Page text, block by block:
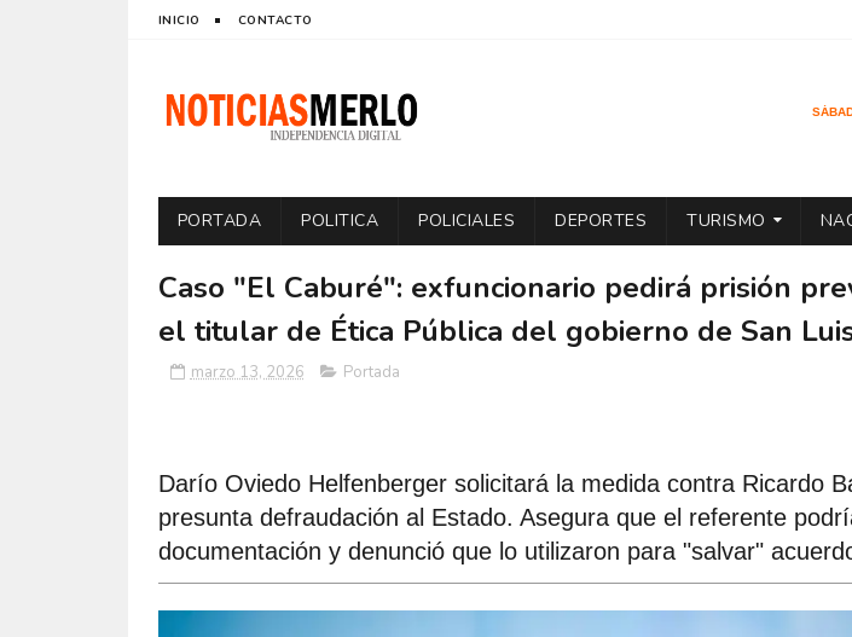
INICIO CONTACTO
PORTADA POLITICA POLICIALES DEPORTES TURISMO
Caso "El Caburé": exfuncionario pedirá prisión
el titular de Ética Pública del gobierno de San
marzo 13, 2026 Portada
Darío Oviedo Helfenberger solicitará la medida contra Ricardo
presunta defraudación al Estado. Asegura que el referente
documentación y denunció que lo utilizaron para "salvar"